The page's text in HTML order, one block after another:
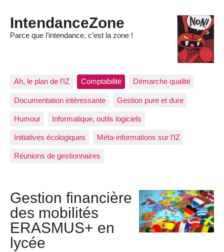
IntendanceZone
Parce que l’intendance, c’est la zone !
Ah, le plan de l’IZ Comptabilité Démarche qualité
Documentation intéressante Gestion pure et dure
Humour Informatique, outils logiciels
Initiatives écologiques Méta-informations sur l’IZ
Réunions de gestionnaires
Gestion financière
des mobilités
ERASMUS+ en
lycée